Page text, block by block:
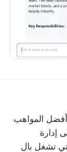
المواهب
إدارة
تشغل بال